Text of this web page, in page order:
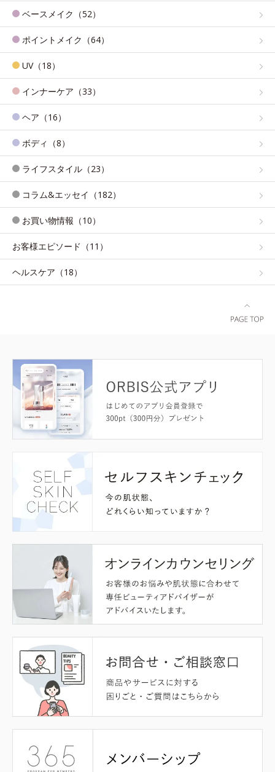
ベースメイク（52）
ポイントメイク（64）
UV（18）
インナーケア（33）
ヘア（16）
ボディ（8）
ライフスタイル（23）
コラム&エッセイ（182）
お買い物情報（10）
お客様エピソード（11）
ヘルスケア（18）